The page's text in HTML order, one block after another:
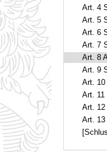
Art. 4
Art. 5
Art. 6
Art. 7
Art. 8
Art. 9
Art. 10
Art. 11
Art. 12
Art. 13